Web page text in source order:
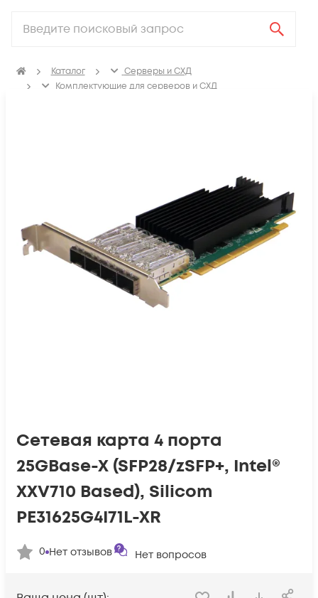
Каталог
Серверы и СХД
Комплектующие для серверов и СХД
Сетевая карта 4 порта
25GBase-X (SFP28/zSFP+, Intel®
XXV710 Based), Silicom
PE31625G4I71L-XR
0 Нет отзывов Нет вопросов